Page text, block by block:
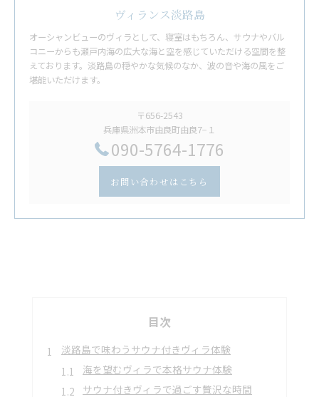
ヴィランス淡路島
オーシャンビューのヴィラとして、寝室はもちろん、サウナやバル
コニーからも瀬戸内海の広大な海と空を感じていただける空間を整
えております。淡路島の穏やかな気候のなか、波の音や海の風をご
堪能いただけます。
〒656-2543
兵庫県洲本市由良町由良7−１
​090-5764-1776
お問い合わせはこちら
目次
淡路島で味わうサウナ付きヴィラ体験
海を望むヴィラで本格サウナ体験
サウナ付きヴィラで過ごす贅沢な時間